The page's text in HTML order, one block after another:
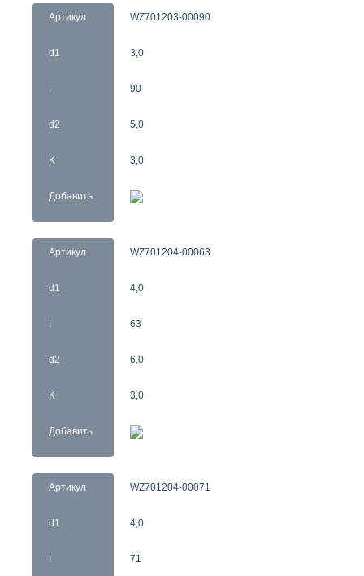
Артикул
d1
I
d2
K
Добавить
WZ701203-00090
3,0
90
5,0
3,0
Артикул
d1
I
d2
K
Добавить
WZ701204-00063
4,0
63
6,0
3,0
Артикул
d1
I
WZ701204-00071
4,0
71